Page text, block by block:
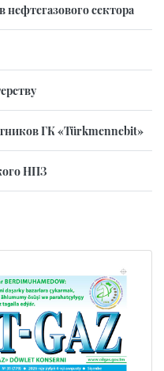
сектора
ГК «Türkmennebit»
НПЗ